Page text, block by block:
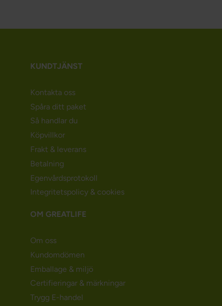
KUNDTJÄNST
Kontakta oss
Spåra ditt paket
Så handlar du
Köpvillkor
Frakt & leverans
Betalning
Egenvårdsprotokoll
Integritetspolicy & cookies
OM GREATLIFE
Om oss
Kundomdömen
Emballage & miljö
Certifieringar & märkningar
Trygg E-handel